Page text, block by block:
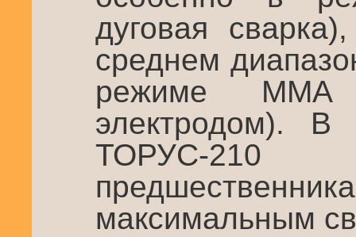
дуговая
среднем
режиме ММА
электродом). В
ТОРУС-210
максимальным